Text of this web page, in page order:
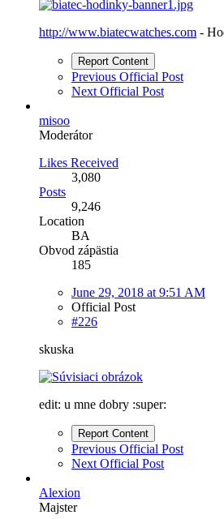
http://www.biatecwatches.com -
Report Content
Previous Official Post
Next Official Post
misoo
Moderátor
Likes Received
3,080
Posts
9,246
Location
BA
Obvod zápästia
185
June 29, 2018 at 9:51 AM
Official Post
#226
skuska
edit: u mne dobry :super:
Report Content
Previous Official Post
Next Official Post
Alexion
Majster